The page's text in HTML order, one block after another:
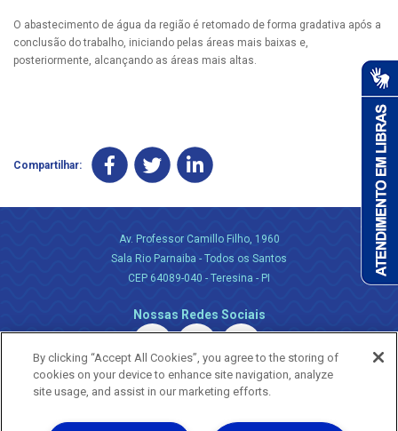
O abastecimento de água da região é retomado de forma gradativa após a
conclusão do trabalho, iniciando pelas áreas mais baixas e,
posteriormente, alcançando as áreas mais altas.
Compartilhar:
Av. Professor Camillo Filho, 1960
Sala Rio Parnaiba - Todos os Santos
CEP 64089-040 - Teresina - PI
Nossas Redes Sociais
By clicking “Accept All Cookies”, you agree to the storing of
cookies on your device to enhance site navigation, analyze
site usage, and assist in our marketing efforts.